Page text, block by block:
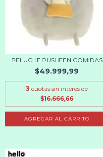
PELUCHE PUSHEEN COMIDAS
$49.999,99
3 cuotas sin interés de
$16.666,66
AGREGAR AL CARRITO